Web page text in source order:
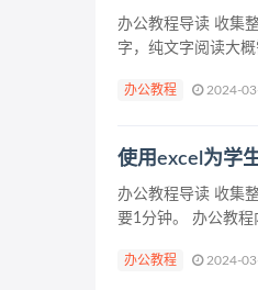
办公教程导读 收集
字，纯文字阅读大
办公教程 2024-
使用excel为学
办公教程导读 收集
要1分钟。 办公教
办公教程 2024-